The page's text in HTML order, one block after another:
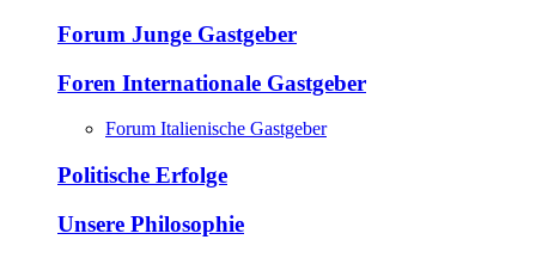
Forum Junge Gastgeber
Foren Internationale Gastgeber
Forum Italienische Gastgeber
Politische Erfolge
Unsere Philosophie